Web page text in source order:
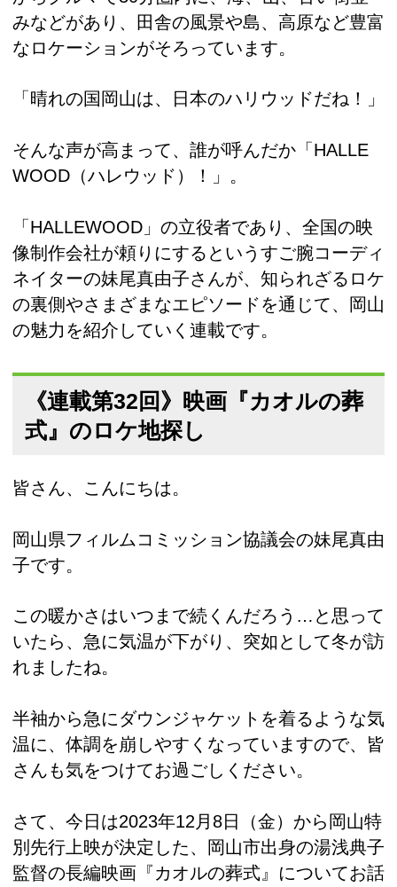
みなどがあり、田舎の風景や島、高原など豊富
なロケーションがそろっています。
「晴れの国岡山は、日本のハリウッドだね！」
そんな声が高まって、誰が呼んだか「HALLE
WOOD（ハレウッド）！」。
「HALLEWOOD」の立役者であり、全国の映
像制作会社が頼りにするというすご腕コーディ
ネイターの妹尾真由子さんが、知られざるロケ
の裏側やさまざまなエピソードを通じて、岡山
の魅力を紹介していく連載です。
《連載第32回》映画『カオルの葬
式』のロケ地探し
皆さん、こんにちは。
岡山県フィルムコミッション協議会の妹尾真由
子です。
この暖かさはいつまで続くんだろう…と思って
いたら、急に気温が下がり、突如として冬が訪
れましたね。
半袖から急にダウンジャケットを着るような気
温に、体調を崩しやすくなっていますので、皆
さんも気をつけてお過ごしください。
さて、今日は2023年12月8日（金）から岡山特
別先行上映が決定した、岡山市出身の湯浅典子
監督の長編映画『カオルの葬式』についてお話